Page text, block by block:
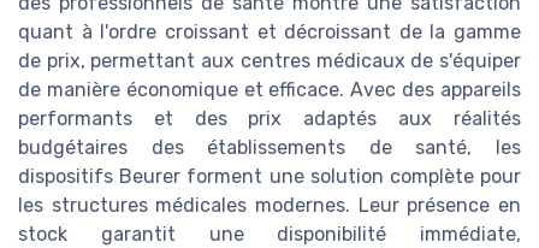
quant à l'ordre croissant et décroissant de la gamme
de prix, permettant aux centres médicaux de s'équiper
de manière économique et efficace. Avec des appareils
performants et des prix adaptés aux réalités
budgétaires des établissements de santé, les
dispositifs Beurer forment une solution complète pour
les structures médicales modernes. Leur présence en
stock garantit une disponibilité immédiate,